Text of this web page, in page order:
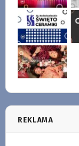
REKLAMA